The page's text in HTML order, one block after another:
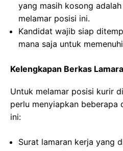
yang masih kosong
melamar posisi ini.
Kandidat wajib siap
mana saja untuk
Kelengkapan Berkas
Untuk melamar posisi kurir
perlu menyiapkan beberapa
ini:
Surat lamaran kerja yang